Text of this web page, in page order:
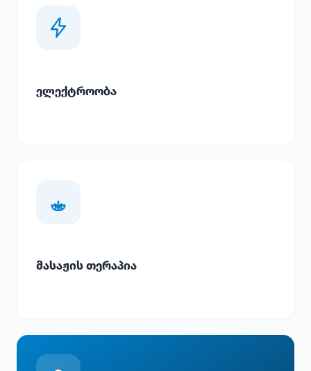
ელექტროობა
მასაჟის თერაპია